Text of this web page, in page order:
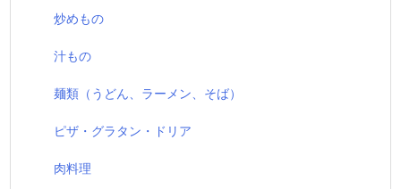
炒めもの
汁もの
麺類（うどん、ラーメン、そば）
ピザ・グラタン・ドリア
肉料理